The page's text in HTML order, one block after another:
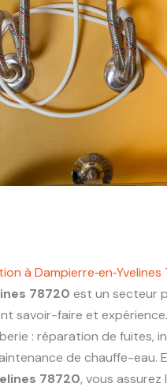
à
78720 est un secteur
savoir-faire et
: réparation de fuites,
de chauffe-eau.
78720, vous